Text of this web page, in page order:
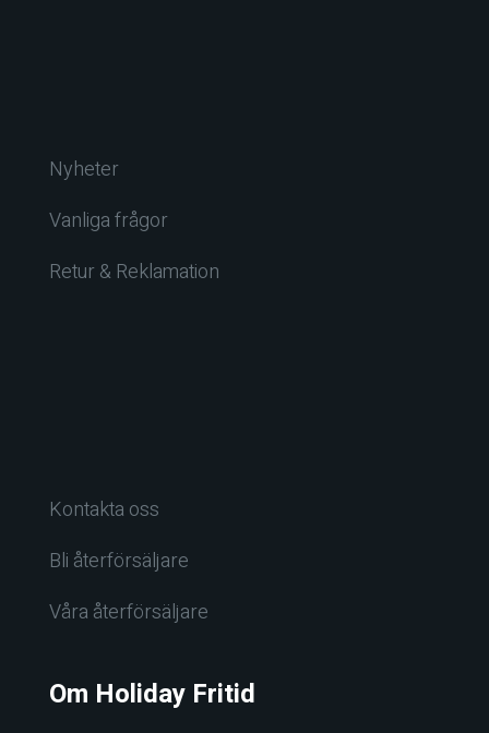
Nyheter
Vanliga frågor
Retur & Reklamation
Kontakta oss
Bli återförsäljare
Våra återförsäljare
Om Holiday Fritid